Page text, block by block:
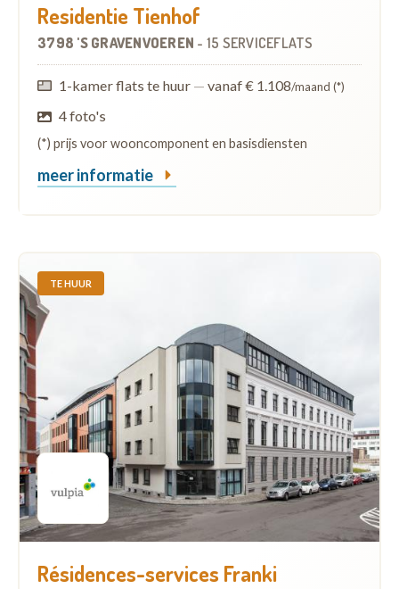
Residentie Tienhof
3798 'S GRAVENVOEREN - 15 SERVICEFLATS
1-kamer flats te huur — vanaf € 1.108/maand (*)
4 foto's
(*) prijs voor wooncomponent en basisdiensten
meer informatie
TE HUUR
Résidences-services Franki